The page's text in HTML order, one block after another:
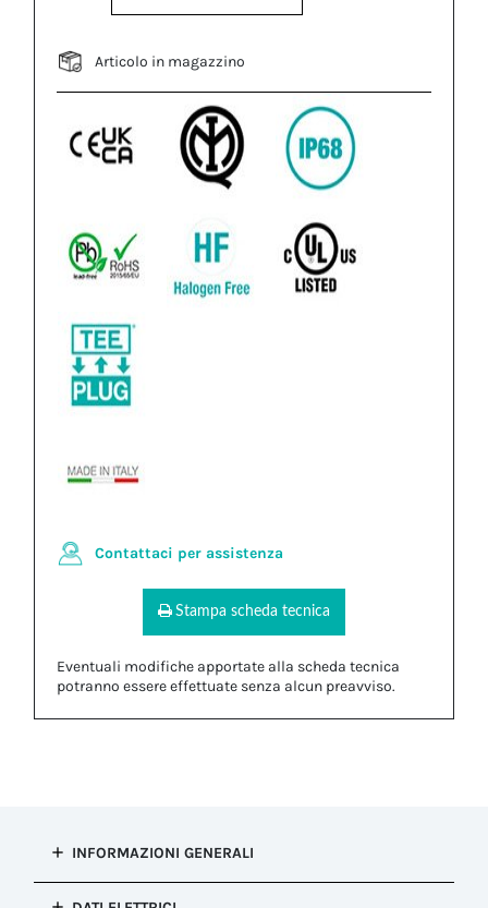
Articolo in magazzino
Contattaci per assistenza
Stampa scheda tecnica
Eventuali modifiche apportate alla scheda tecnica
potranno essere effettuate senza alcun preavviso.
INFORMAZIONI GENERALI